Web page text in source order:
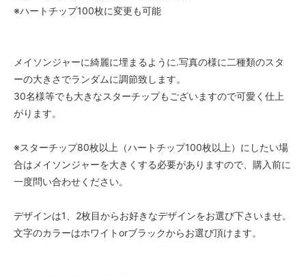
※ハートチップ100枚に変更も可能
メイソンジャーに綺麗に埋まるように.写真の様に二種類のスタ
ーの大きさでランダムに調節致します。
30名様等でも大きなスターチップもございますので可愛く仕上
がります。
※スターチップ80枚以上（ハートチップ100枚以上）にしたい場
合はメイソンジャーを大きくする必要がありますので、購入前に
一度問い合わせください。
デザインは1、2枚目からお好きなデザインをお選び下さいませ。
文字のカラーはホワイトorブラックからお選び頂けます。